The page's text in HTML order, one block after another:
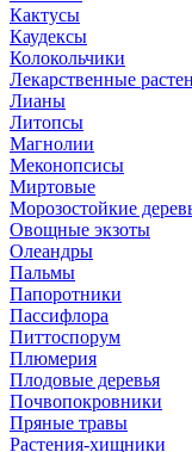
Кактусы
Каудексы
Колокольчики
Лекарственные
Лианы
Литопсы
Магнолии
Меконопсисы
Миртовые
Морозостойкие
Овощные экзоты
Олеандры
Пальмы
Папоротники
Пассифлора
Питтоспорум
Плюмерия
Плодовые деревья
Почвопокровники
Пряные травы
Растения-хищники